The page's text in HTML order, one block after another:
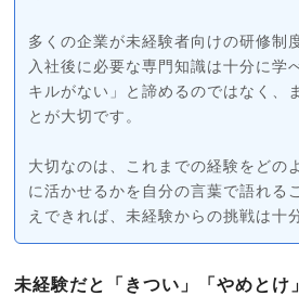
多くの企業が未経験者向けの研修制
入社後に必要な専門知識は十分に学
キルがない」と諦めるのではなく、
とが大切です。
大切なのは、これまでの経験をどの
に活かせるかを自分の言葉で語れる
えできれば、未経験からの挑戦は十
未経験だと「きつい」「やめとけ